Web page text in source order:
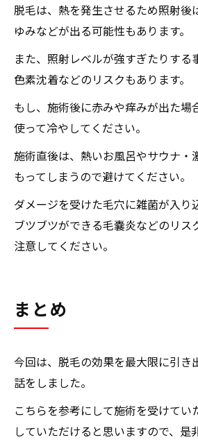
脱毛は、熱を発生させるため照射後
ゆみなどが出る可能性もあります。
また、照射レベルが強すぎたりする
色素沈着などのリスクもあります。
もし、施術後に赤みや痒みが出た場
使って冷やしてください。
施術直後は、熱いお風呂やサウナ・
もってしまうので避けてください。
ダメージを受けた毛穴に雑菌が入り
ブツブツができる毛嚢炎などのリス
注意してください。
まとめ
今回は、脱毛の効果を最大限に引き
話をしました。
こちらを参考にして施術を受けてい
していただけると思いますので、是